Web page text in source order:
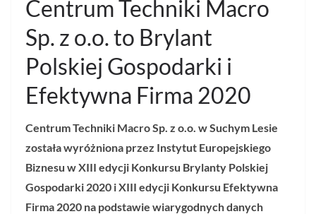
Centrum Techniki Macro
Sp. z o.o. to Brylant
Polskiej Gospodarki i
Efektywna Firma 2020
Centrum Techniki Macro Sp. z o.o. w Suchym Lesie
została wyróżniona przez Instytut Europejskiego
Biznesu w XIII edycji Konkursu Brylanty Polskiej
Gospodarki 2020 i XIII edycji Konkursu Efektywna
Firma 2020 na podstawie wiarygodnych danych